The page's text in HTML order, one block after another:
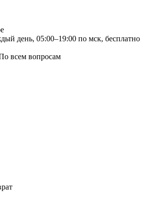
день, 05:00–19:00 по мск, бесплатно
всем вопросам